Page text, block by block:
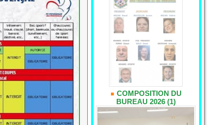
COMPOSITION DU
BUREAU 2026 (1)